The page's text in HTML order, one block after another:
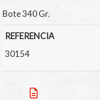
Bote 340 Gr.
REFERENCIA
30154